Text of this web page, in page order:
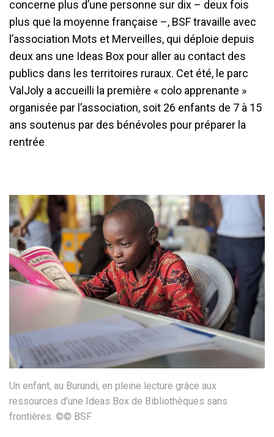
concerne plus d’une personne sur dix – deux fois
plus que la moyenne française –, BSF travaille avec
l’association Mots et Merveilles, qui déploie depuis
deux ans une Ideas Box pour aller au contact des
publics dans les territoires ruraux. Cet été, le parc
ValJoly a accueilli la première « colo apprenante »
organisée par l’association, soit 26 enfants de 7 à 15
ans soutenus par des bénévoles pour préparer la
rentrée
Un enfant, au Burundi, en pleine lecture grâce aux
ressources d’une Ideas Box de Bibliothèques sans
frontières. ©© BSF